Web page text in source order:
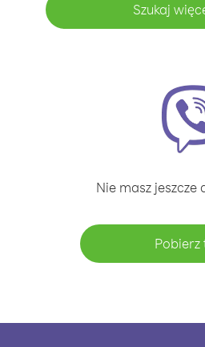
Szukaj
Nie masz jeszcze
Pobierz